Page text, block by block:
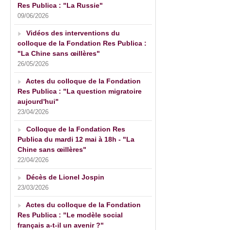
Res Publica : "La Russie"
09/06/2026
Vidéos des interventions du
colloque de la Fondation Res Publica :
"La Chine sans œillères"
26/05/2026
Actes du colloque de la Fondation
Res Publica : "La question migratoire
aujourd'hui"
23/04/2026
Colloque de la Fondation Res
Publica du mardi 12 mai à 18h - "La
Chine sans œillères"
22/04/2026
Décès de Lionel Jospin
23/03/2026
Actes du colloque de la Fondation
Res Publica : "Le modèle social
français a-t-il un avenir ?"